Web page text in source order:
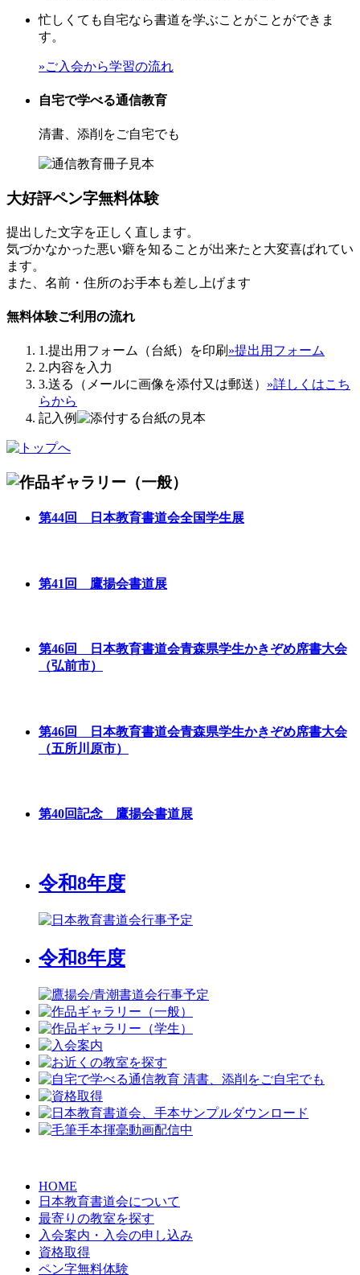
忙しくても自宅なら書道を学ぶことがことができま
す。
»ご入会から学習の流れ
自宅で学べる通信教育
清書、添削をご自宅でも
大好評ペン字無料体験
提出した文字を正しく直します。
気づかなかった悪い癖を知ることが出来たと大変喜ばれてい
ます。
また、名前・住所のお手本も差し上げます
無料体験ご利用の流れ
1.提出用フォーム（台紙）を印刷 »提出用フォーム
2.内容を入力
3.送る（メールに画像を添付又は郵送） »詳しくはこち
らから
記入例
第44回 日本教育書道会全国学生展
第41回 鷹揚会書道展
第46回 日本教育書道会青森県学生かきぞめ席書大会
（弘前市）
第46回 日本教育書道会青森県学生かきぞめ席書大会
（五所川原市）
第40回記念 鷹揚会書道展
令和8年度
令和8年度
HOME
日本教育書道会について
最寄りの教室を探す
入会案内・入会の申し込み
資格取得
ペン字無料体験